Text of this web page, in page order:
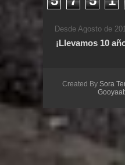
Desde Agosto de
¡Llevamos 10
Created By Sora